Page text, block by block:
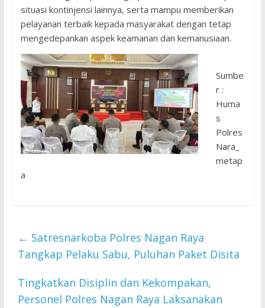
situasi kontinjensi lainnya, serta mampu memberikan
pelayanan terbaik kepada masyarakat dengan tetap
mengedepankan aspek keamanan dan kemanusiaan.
Sumbe
r :
Huma
s
Polres
Nara_
metap
a
← Satresnarkoba Polres Nagan Raya
Tangkap Pelaku Sabu, Puluhan Paket Disita
Tingkatkan Disiplin dan Kekompakan,
Personel Polres Nagan Raya Laksanakan